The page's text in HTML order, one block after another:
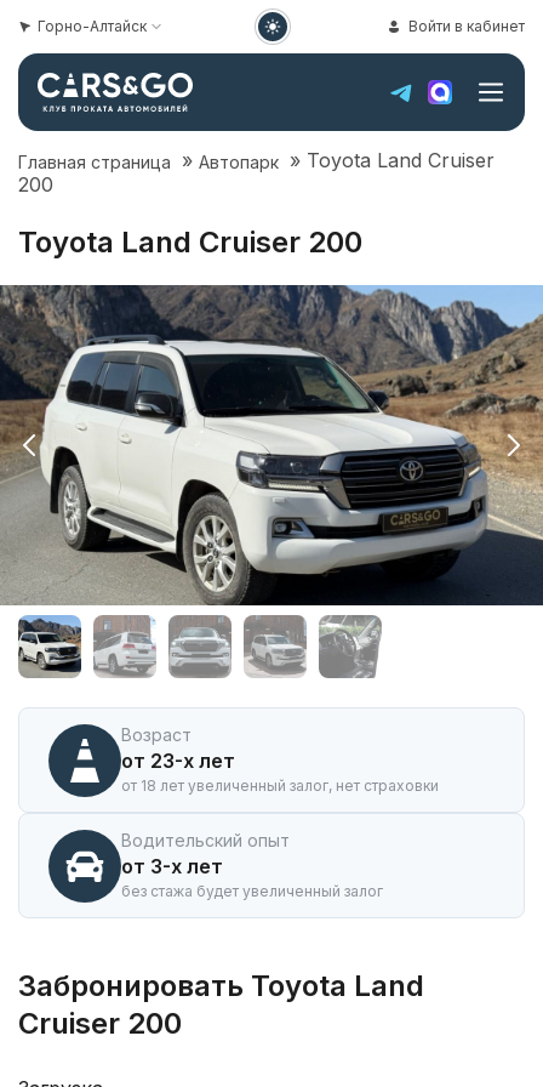
Горно-Алтайск Войти в кабинет
Главная страница » Автопарк » Toyota Land Cruiser
200
Toyota Land Cruiser 200
Аренда
автомобиля
Toyota
Land
200
Горно-
Алтайске
Возраст
от 23-х лет
от 18 лет увеличенный залог, нет страховки
Водительский опыт
от 3-х лет
без стажа будет увеличенный залог
Забронировать Toyota Land
Cruiser 200